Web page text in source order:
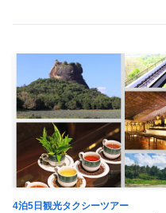
4泊5日観光タクシーツアー